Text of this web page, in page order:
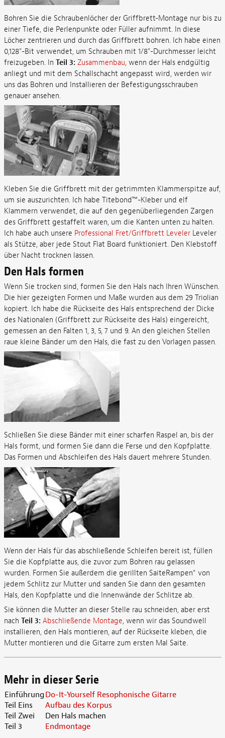
Bohren Sie die Schraubenlöcher der Griffbrett-Montage nur bis zu
einer Tiefe, die Perlenpunkte oder Füller aufnimmt. In diese
Löcher zentrieren und durch das Griffbrett bohren. Ich habe einen
0,128"-Bit verwendet, um Schrauben mit 1/8"-Durchmesser leicht
freizugeben. In Teil 3: Zusammenbau, wenn der Hals endgültig
anliegt und mit dem Schallschacht angepasst wird, werden wir
uns das Bohren und Installieren der Befestigungsschrauben
genauer ansehen.
Kleben Sie die Griffbrett mit der getrimmten Klammerspitze auf,
um sie auszurichten. Ich habe Titebond™-Kleber und elf
Klammern verwendet, die auf den gegenüberliegenden Zargen
des Griffbrett gestaffelt waren, um die Kanten unten zu halten.
Ich habe auch unsere Professional Fret/Griffbrett LevelerLeveler
als Stütze, aber jede Stout Flat Board funktioniert. Den Klebstoff
über Nacht trocknen lassen.
Den Hals formen
Wenn Sie trocken sind, formen Sie den Hals nach Ihren Wünschen.
Die hier gezeigten Formen und Maße wurden aus dem 29 Triolian
kopiert. Ich habe die Rückseite des Hals entsprechend der Dicke
des Nationalen (Griffbrett zur Rückseite des Hals) eingereicht,
gemessen an den Falten 1, 3, 5, 7 und 9. An den gleichen Stellen
raue kleine Bänder um den Hals, die fast zu den Vorlagen passen.
Schließen Sie diese Bänder mit einer scharfen Raspel an, bis der
Hals formt, und formen Sie dann die Ferse und den Kopfplatte.
Das Formen und Abschleifen des Hals dauert mehrere Stunden.
Wenn der Hals für das abschließende Schleifen bereit ist, füllen
Sie die Kopfplatte aus, die zuvor zum Bohren rau gelassen
wurden. Formen Sie außerdem die gerillten SaiteRampen“ von
jedem Schlitz zur Mutter und sanden Sie dann den gesamten
Hals, den Kopfplatte und die Innenwände der Schlitze ab.
Sie können die Mutter an dieser Stelle rau schneiden, aber erst
nach Teil 3: Abschließende Montage, wenn wir das Soundwell
installieren, den Hals montieren, auf der Rückseite kleben, die
Mutter montieren und die Gitarre zum ersten Mal Saite.
Mehr in dieser Serie
EinführungDo-It-Yourself Resophonische Gitarre
Teil Eins
Aufbau des Korpus
Teil Zwei
Den Hals machen
Teil 3
Endmontage